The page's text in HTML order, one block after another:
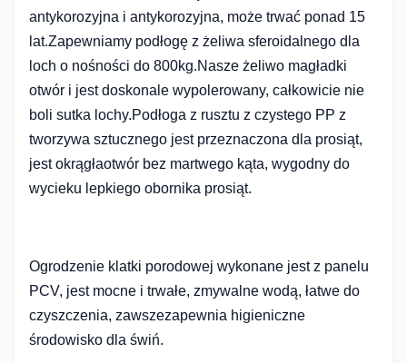
antykorozyjna i antykorozyjna, może trwać ponad 15
lat.Zapewniamy podłogę z żeliwa sferoidalnego dla
loch o nośności do 800kg.Nasze żeliwo magładki
otwór i jest doskonale wypolerowany, całkowicie nie
boli sutka lochy.Podłoga z rusztu z czystego PP z
tworzywa sztucznego jest przeznaczona dla prosiąt,
jest okrągłaotwór bez martwego kąta, wygodny do
wycieku lepkiego obornika prosiąt.
Ogrodzenie klatki porodowej wykonane jest z panelu
PCV, jest mocne i trwałe, zmywalne wodą, łatwe do
czyszczenia, zawszezapewnia higieniczne
środowisko dla świń.